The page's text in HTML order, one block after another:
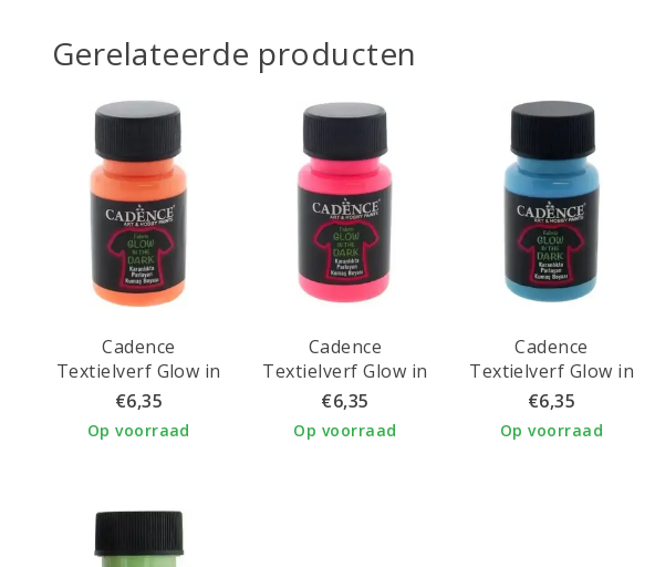
Gerelateerde producten
Cadence
Textielverf Glow in
the Dark 50ml
€6,35
Op voorraad
Cadence
Textielverf Glow in
the Dark 50ml Pink
€6,35
Op voorraad
Cadence
Textielverf Glow in
the Dark 50ml Blue
€6,35
Op voorraad